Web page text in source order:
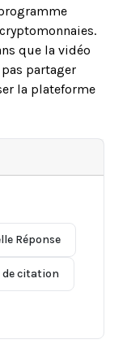
que la vidéo
partager
la plateforme
Réponse
citation